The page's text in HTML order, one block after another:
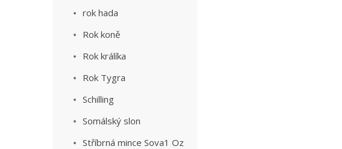
rok hada
Rok koně
Rok králíka
Rok Tygra
Schilling
Somálský slon
Stříbrná mince Sova1 Oz